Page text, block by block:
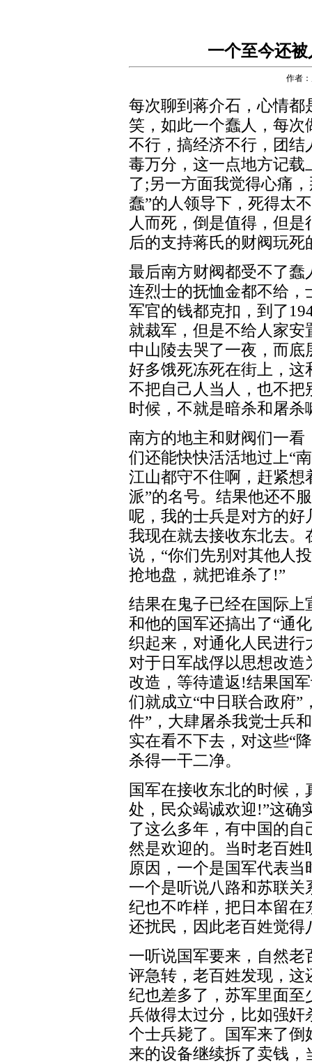
一个至今还
作者
每次聊到蒋介石，心情
笑，如此一个蠢人，每
不行，搞经济不行，团
毒万分，这一点地方记
了;另一方面我觉得心痛
蠢”的人领导下，死得太
人而死，倒是值得，但是
后的支持蒋氏的财阀玩死
最后南方财阀都受不了
连烈士的抚恤金都不给
军官的钱都克扣，到了
就裁军，但是不给人家
中山陵去哭了一夜，而
好多饿死冻死在街上，
不把自己人当人，也不
时候，不就是暗杀和屠
南方的地主和财阀们一看
们还能快快活活地过上“
江山都守不住啊，赶紧想
派”的名号。结果他还不
呢，我的士兵是对方的好
我现在就去接收东北去
说，“你们先别对其他人
抢地盘，就把谁杀了!”
结果在鬼子已经在国际
和他的国军还搞出了“通
织起来，对通化人民进
对于日军战俘以思想改造
改造，等待遣返!结果国
们就成立“中日联合政府”
件”，大肆屠杀我党士兵
实在看不下去，对这些“
杀得一干二净。
国军在接收东北的时候
处，民众竭诚欢迎!”这确
了这么多年，有中国的
然是欢迎的。当时老百
原因，一个是国军代表
一个是听说八路和苏联
纪也不咋样，把日本留
还扰民，因此老百姓觉得
一听说国军要来，自然
评急转，老百姓发现，
纪也差多了，苏军里面
兵做得太过分，比如强
个士兵毙了。国军来了
来的设备继续拆了卖钱